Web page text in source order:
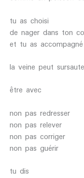
tu as choisi
de nager dans ton
et tu as
la veine peut
être avec
non pas redresser
non pas relever
non pas corriger
non pas guérir
tu dis